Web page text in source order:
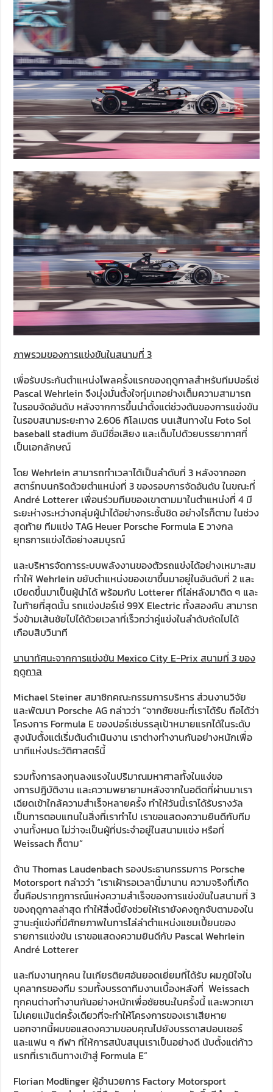
ภาพรวมของการแข่งขันในสนามที่ 3
เพื่อรับประกันตำแหน่งโพลครั้งแรกของฤดูกาลสำหรับทีมปอร์เช่
Pascal Wehrlein จึงมุ่งมั่นตั้งใจทุ่มเทอย่างเต็มความสามารถ
ในรอบจัดอันดับ หลังจากการขึ้นนำตั้งแต่ช่วงต้นของการแข่งขัน
ในรอบสนามระยะทาง 2.606 กิโลเมตร บนเส้นทางใน Foto Sol
baseball stadium อันมีชื่อเสียง และเต็มไปด้วยบรรยากาศที่
เป็นเอกลักษณ์
โดย Wehrlein สามารถทำเวลาได้เป็นลำดับที่ 3 หลังจากออก
สตาร์ทบนกริดด้วยตำแหน่งที่ 3 ของรอบการจัดอันดับ ในขณะที่
André Lotterer เพื่อนร่วมทีมของเขาตามมาในตำแหน่งที่ 4 มี
ระยะห่างระหว่างกลุ่มผู้นำได้อย่างกระชั้นชิด อย่างไรก็ตาม ในช่วง
สุดท้าย ทีมแข่ง TAG Heuer Porsche Formula E วางกล
ยุทธการแข่งได้อย่างสมบูรณ์
และบริหารจัดการระบบพลังงานของตัวรถแข่งได้อย่างเหมาะสม
ทำให้ Wehrlein ขยับตำแหน่งของเขาขึ้นมาอยู่ในอันดับที่ 2 และ
เบียดขึ้นมาเป็นผู้นำได้ พร้อมกับ Lotterer ที่ไล่หลังมาติด ๆ และ
ในท้ายที่สุดนั้น รถแข่งปอร์เช่ 99X Electric ทั้งสองคัน สามารถ
วิ่งข้ามเส้นชัยไปได้ด้วยเวลาที่เร็วกว่าคู่แข่งในลำดับถัดไปได้
เกือบสิบวินาที
นานาทัศนะจากการแข่งขัน Mexico City E-Prix สนามที่ 3 ของ
ฤดูกาล
Michael Steiner สมาชิกคณะกรรมการบริหาร ส่วนงานวิจัย
และพัฒนา Porsche AG กล่าวว่า “จากชัยชนะที่เราได้รับ ถือได้ว่า
โครงการ Formula E ของปอร์เช่บรรลุเป้าหมายแรกได้ในระดับ
สูงนับตั้งแต่เริ่มต้นดำเนินงาน เราต่างทำงานกันอย่างหนักเพื่อ
นาทีแห่งประวัติศาสตร์นี้
รวมทั้งการลงทุนลงแรงในปริมาณมหาศาลทั้งในแง่ขอ
งการปฎิบัติงาน และความพยายามหลังจากในอดีตที่ผ่านมาเรา
เฉียดเข้าใกล้ความสำเร็จหลายครั้ง ทำให้วันนี้เราได้รับรางวัล
เป็นการตอบแทนในสิ่งที่เราทำไป เราขอแสดงความยินดีกับทีม
งานทั้งหมด ไม่ว่าจะเป็นผู้ที่ประจำอยู่ในสนามแข่ง หรือที่
Weissach ก็ตาม“
ด้าน Thomas Laudenbach รองประธานกรรมการ Porsche
Motorsport กล่าวว่า “เราเฝ้ารอเวลานี้มานาน ความจริงที่เกิด
ขึ้นคือปรากฏการณ์แห่งความสำเร็จของการแข่งขันในสนามที่ 3
ของฤดูกาลล่าสุด ทำให้สิ่งนี้ยังช่วยให้เรายังคงถูกจับตามองใน
ฐานะคู่แข่งที่มีศักยภาพในการไล่ล่าตำแหน่งแชมเปี้ยนของ
รายการแข่งขัน เราขอแสดงความยินดีกับ Pascal Wehrlein
André Lotterer
และทีมงานทุกคน ในเกียรติยศอันยอดเยี่ยมที่ได้รับ ผมภูมิใจใน
บุคลากรของทีม รวมทั้งบรรดาทีมงานเบื้องหลังที่ Weissach
ทุกคนต่างทำงานกันอย่างหนักเพื่อชัยชนะในครั้งนี้ และพวกเขา
ไม่เคยแม้แต่ครั้งเดียวที่จะทำให้โครงการของเราเสียหาย
นอกจากนี้ผมขอแสดงความขอบคุณไปยังบรรดาสปอนเซอร์
และแฟน ๆ กีฬา ที่ให้การสนับสนุนเราเป็นอย่างดี นับตั้งแต่ก้าว
แรกที่เราเดินทางเข้าสู่ Formula E”
Florian Modlinger ผู้อำนวยการ Factory Motorsport